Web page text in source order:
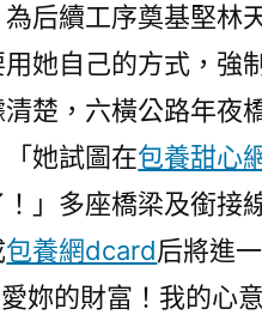
特
年
橋
主
纜
架
設
專
后續工序奠基堅林
她自己的方式，強
楚，六橫公路年夜
她試圖在包養甜心
」多座橋梁及銜接
包養網dcard后將進
妳的財富！我的心意